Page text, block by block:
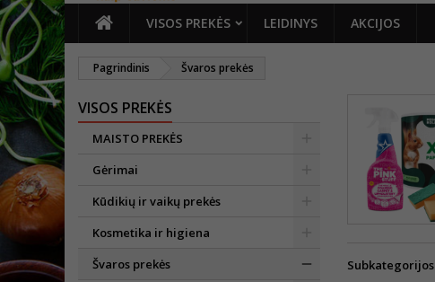
PAGRINDINIS
VISOS PREKĖS LEIDINYS AKCIJOS
Pagrindinis Švaros prekės
VISOS PREKĖS
MAISTO PREKĖS
Gėrimai
Kūdikių ir vaikų prekės
Kosmetika ir higiena
Švaros prekės
Subkategorijos